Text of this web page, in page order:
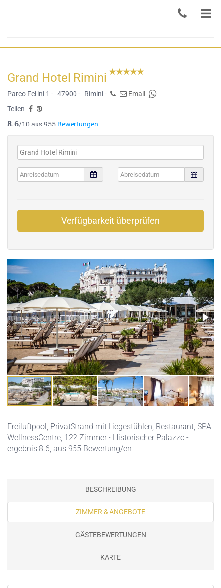
Grand Hotel Rimini
Parco Fellini 1 - 47900 - Rimini -
Email
Teilen
8.6/10 aus 955 Bewertungen
Verfügbarkeit überprüfen
Freiluftpool, PrivatStrand mit Liegestühlen, Restaurant, SPA
WellnessCentre, 122 Zimmer - Historischer Palazzo -
ergebnis 8.6, aus 955 Bewertung/en
BESCHREIBUNG
ZIMMER & ANGEBOTE
GÄSTEBEWERTUNGEN
KARTE